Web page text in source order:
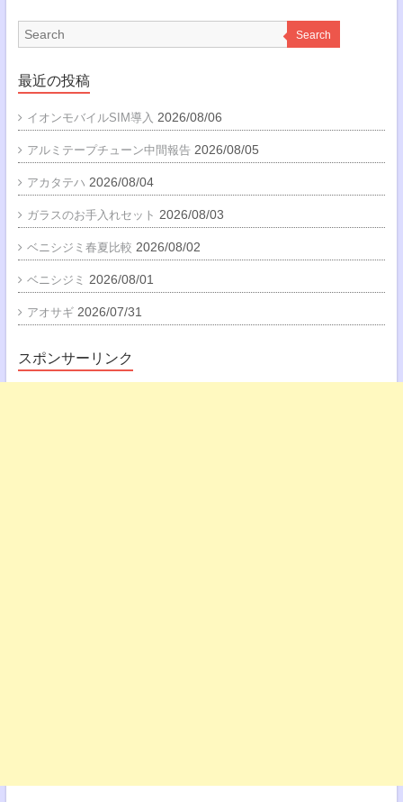
Search
最近の投稿
イオンモバイルSIM導入 2026/08/06
アルミテープチューン中間報告 2026/08/05
アカタテハ 2026/08/04
ガラスのお手入れセット 2026/08/03
ベニシジミ春夏比較 2026/08/02
ベニシジミ 2026/08/01
アオサギ 2026/07/31
スポンサーリンク